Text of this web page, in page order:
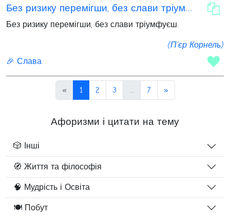
Без ризику перемігши, без слави тріумфуєш
Без ризику перемігши, без слави тріумфуєш.
(П’єр Корнель)
🎉 Слава
« 1 2 3 ... 7 »
Афоризми і цитати на тему
🎲 Інші
🧭 Життя та філософія
🧠 Мудрість і Освіта
🍽️ Побут